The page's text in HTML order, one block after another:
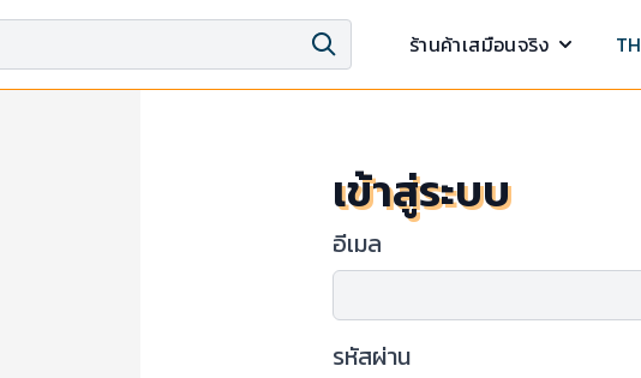
ร้านค้าเสมือนจริง TH
เข้าสู่ระบบ
อีเมล
รหัสผ่าน